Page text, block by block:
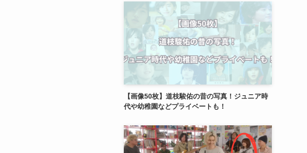
【画像50枚】道枝駿佑の昔の写真！ジュニア時
代や幼稚園などプライベートも！